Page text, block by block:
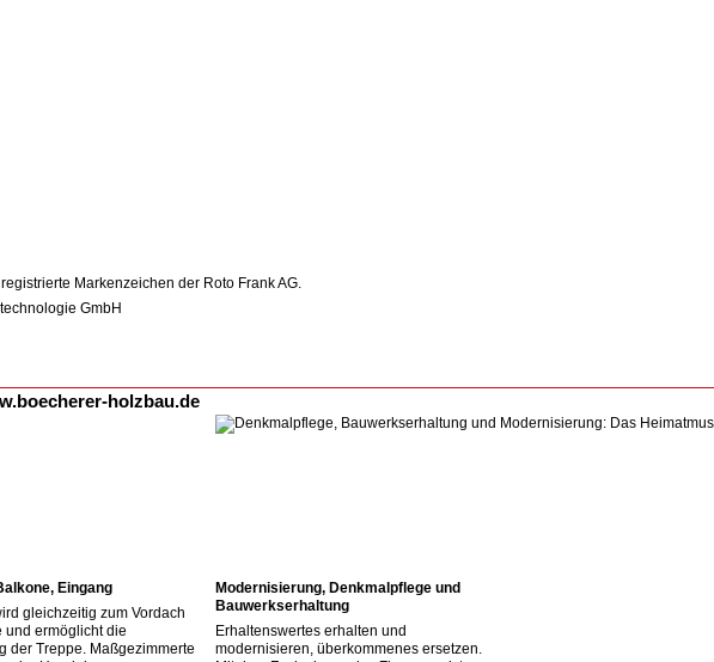
Markenzeichen der Roto Frank AG.
GmbH
holzbau.de
Eingang
gleichzeitig zum Vordach
und ermöglicht die
der Treppe. Maßgezimmerte
Modernisierung, Denkmalpflege und
Bauwerkserhaltung
Erhaltenswertes erhalten und
modernisieren, überkommenes ersetzen.